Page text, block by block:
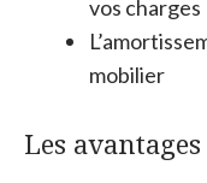
vos charges
mobilier
Les